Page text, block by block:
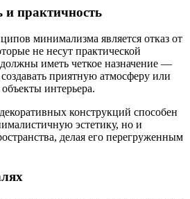
практичность
минимализма является отказ от
не несут практической
иметь четкое назначение —
приятную атмосферу или
интерьера.
конструкций способен
эстетику, но и
делая его перегруженным